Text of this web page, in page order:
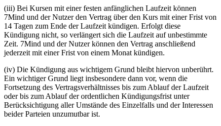
(iii) Bei Kursen mit einer festen anfänglichen Laufzeit können
7Mind und der Nutzer den Vertrag über den Kurs mit einer Frist von
14 Tagen zum Ende der Laufzeit kündigen. Erfolgt diese
Kündigung nicht, so verlängert sich die Laufzeit auf unbestimmte
Zeit. 7Mind und der Nutzer können den Vertrag anschließend
jederzeit mit einer Frist von einem Monat kündigen.
(iv) Die Kündigung aus wichtigem Grund bleibt hiervon unberührt.
Ein wichtiger Grund liegt insbesondere dann vor, wenn die
Fortsetzung des Vertragsverhältnisses bis zum Ablauf der Laufzeit
oder bis zum Ablauf der ordentlichen Kündigungsfrist unter
Berücksichtigung aller Umstände des Einzelfalls und der Interessen
beider Parteien unzumutbar ist.